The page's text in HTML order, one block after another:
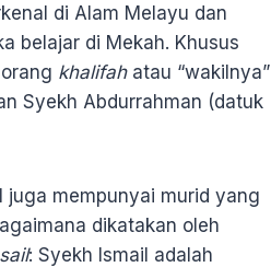
di Alam Melayu dan
belajar di Mekah. Khusus
khalifah atau “wakilnya”
Syekh Abdurrahman (datuk
juga mempunyai murid yang
dikatakan oleh
: Syekh Ismail adalah